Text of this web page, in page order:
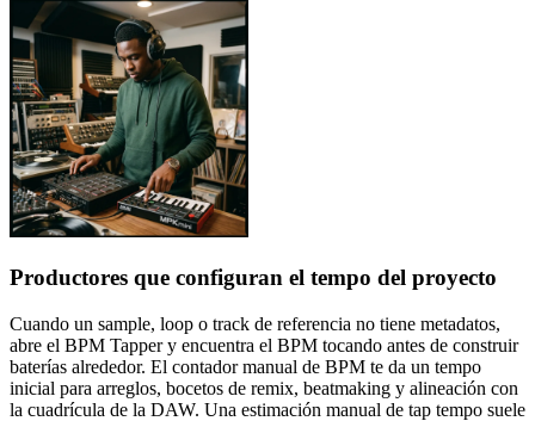
Productores que configuran el tempo del proyecto
Cuando un sample, loop o track de referencia no tiene metadatos,
abre el BPM Tapper y encuentra el BPM tocando antes de construir
baterías alrededor. El contador manual de BPM te da un tempo
inicial para arreglos, bocetos de remix, beatmaking y alineación con
la cuadrícula de la DAW. Una estimación manual de tap tempo suele